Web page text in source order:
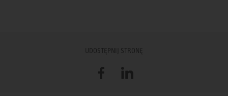
UDOSTĘPNIJ STRONĘ
FacebookLinkedIn